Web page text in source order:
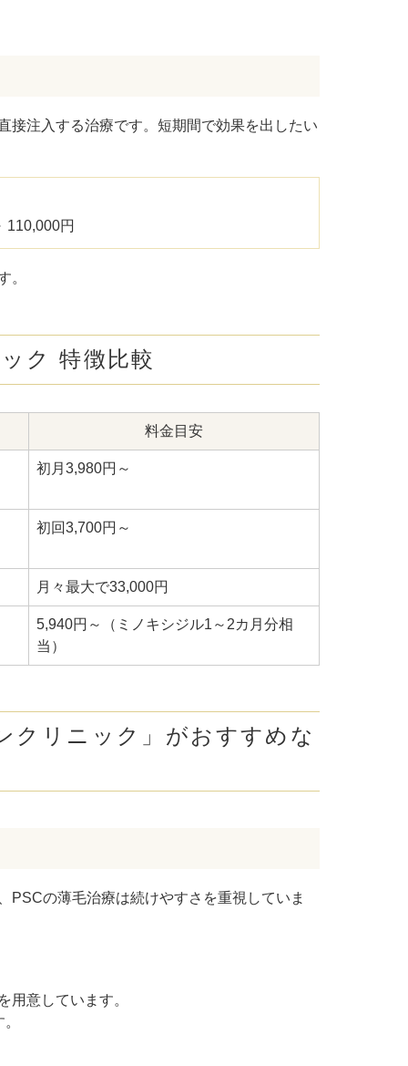
接注入する治療です。短期間で効果を出したい
110,000円
。
ク 特徴比較
料金目安
初月3,980円～
初回3,700円～
月々最大で33,000円
5,940円～（ミノキシジル1～2カ月分相
当）
クリニック」がおすすめな
PSCの薄毛治療は続けやすさを重視していま
用意しています。